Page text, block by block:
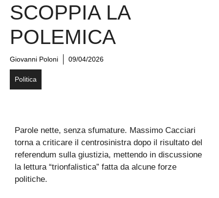
SCOPPIA LA
POLEMICA
Giovanni Poloni 09/04/2026
Politica
Parole nette, senza sfumature. Massimo Cacciari
torna a criticare il centrosinistra dopo il risultato del
referendum sulla giustizia, mettendo in discussione
la lettura “trionfalistica” fatta da alcune forze
politiche.